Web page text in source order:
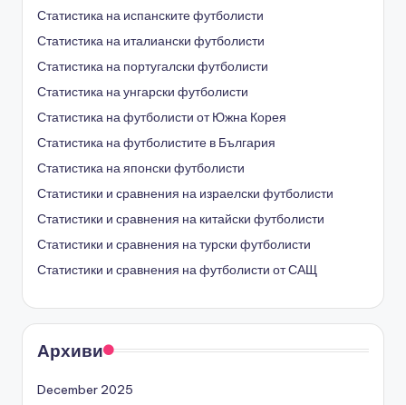
Статистика на испанските футболисти
Статистика на италиански футболисти
Статистика на португалски футболисти
Статистика на унгарски футболисти
Статистика на футболисти от Южна Корея
Статистика на футболистите в България
Статистика на японски футболисти
Статистики и сравнения на израелски футболисти
Статистики и сравнения на китайски футболисти
Статистики и сравнения на турски футболисти
Статистики и сравнения на футболисти от САЩ
Архиви
December 2025